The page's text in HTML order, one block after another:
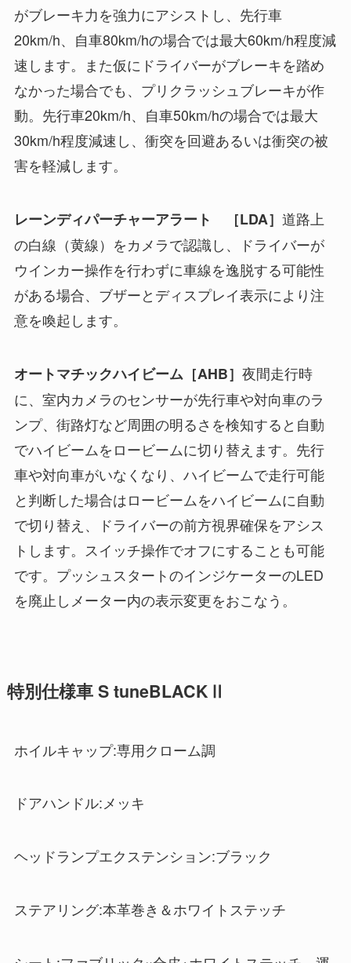
がブレーキ力を強力にアシストし、先行車
20km/h、自車80km/hの場合では最大60km/h程度減
速します。また仮にドライバーがブレーキを踏め
なかった場合でも、プリクラッシュブレーキが作
動。先行車20km/h、自車50km/hの場合では最大
30km/h程度減速し、衝突を回避あるいは衝突の被
害を軽減します。
レーンディパーチャーアラート ［LDA］ 道路上
の白線（黄線）をカメラで認識し、ドライバーが
ウインカー操作を行わずに車線を逸脱する可能性
がある場合、ブザーとディスプレイ表示により注
意を喚起します。
オートマチックハイビーム［AHB］ 夜間走行時
に、室内カメラのセンサーが先行車や対向車のラ
ンプ、街路灯など周囲の明るさを検知すると自動
でハイビームをロービームに切り替えます。先行
車や対向車がいなくなり、ハイビームで走行可能
と判断した場合はロービームをハイビームに自動
で切り替え、ドライバーの前方視界確保をアシス
トします。スイッチ操作でオフにすることも可能
です。プッシュスタートのインジケーターのLED
を廃止しメーター内の表示変更をおこなう。
特別仕様車 S tuneBLACKⅡ
ホイルキャップ:専用クローム調
ドアハンドル:メッキ
ヘッドランプエクステンション:ブラック
ステアリング:本革巻き＆ホワイトステッチ